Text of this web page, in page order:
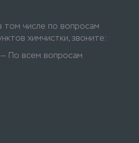
том числе по вопросам
химчистки, звоните:
— По всем вопросам